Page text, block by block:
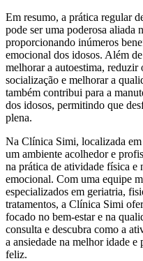
Em resumo, a prática regular
pode ser uma poderosa aliada
proporcionando inúmeros
emocional dos idosos. Além
melhorar a autoestima, reduzir
socialização e melhorar a
também contribui para a
dos idosos, permitindo que
plena.
Na Clínica Simi, localizada
um ambiente acolhedor e
na prática de atividade física e
emocional. Com uma equipe
especializados em geriatria,
tratamentos, a Clínica Simi
focado no bem-estar e na
consulta e descubra como a
a ansiedade na melhor idade
feliz.